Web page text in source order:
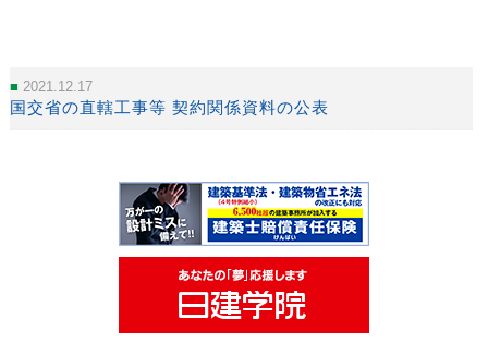
2021.12.17
国交省の直轄工事等 契約関係資料の公表